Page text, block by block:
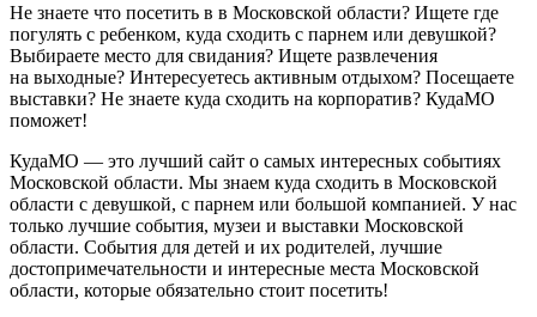
Не знаете что посетить в в Московской области? Ищете где
погулять с ребенком, куда сходить с парнем или девушкой?
Выбираете место для свидания? Ищете развлечения
на выходные? Интересуетесь активным отдыхом? Посещаете
выставки? Не знаете куда сходить на корпоратив? КудаМО
поможет!
КудаМО — это лучший сайт о самых интересных событиях
Московской области. Мы знаем куда сходить в Московской
области с девушкой, с парнем или большой компанией. У нас
только лучшие события, музеи и выставки Московской
области. События для детей и их родителей, лучшие
достопримечательности и интересные места Московской
области, которые обязательно стоит посетить!